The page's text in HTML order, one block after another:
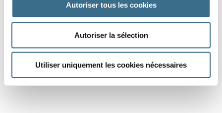
Autoriser tous les cookies
Autoriser la sélection
Utiliser uniquement les cookies nécessaires